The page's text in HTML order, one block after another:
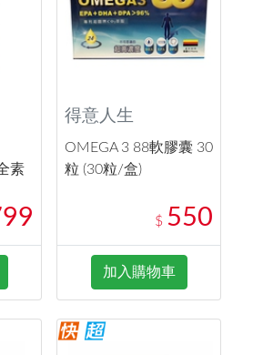
素
得意人生
OMEGA 3 88軟膠囊 30
粒 (30粒/盒)
$ 550
加入購物車